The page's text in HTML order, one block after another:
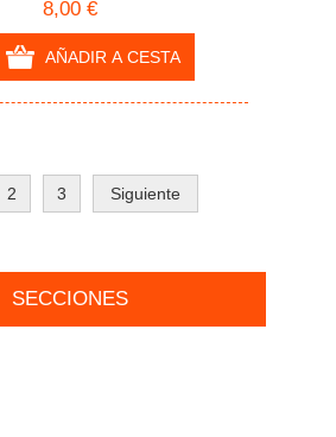
8,00 €
2 3 Siguiente
SECCIONES